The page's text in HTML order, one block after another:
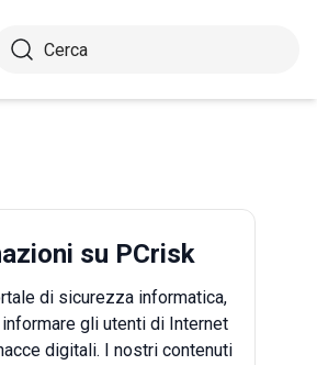
su PCrisk
di sicurezza informatica,
gli utenti di Internet
digitali. I nostri contenuti